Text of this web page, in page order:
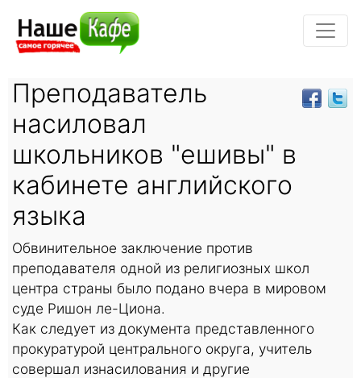
Преподаватель
насиловал
школьников "ешивы" в
кабинете английского
языка
Обвинительное заключение против
преподавателя одной из религиозных школ
центра страны было подано вчера в мировом
суде Ришон ле-Циона.
Как следует из документа представленного
прокуратурой центрального округа, учитель
совершал изнасилования и другие